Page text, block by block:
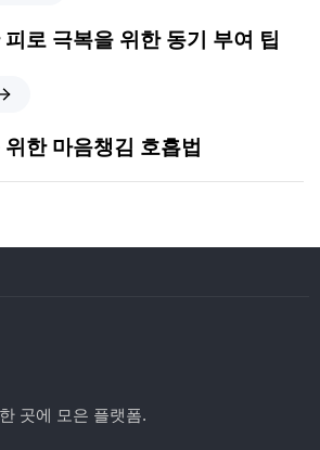
로 극복을 위한 동기 부여 팁
한 마음챙김 호흡법
곳에 모은 플랫폼.